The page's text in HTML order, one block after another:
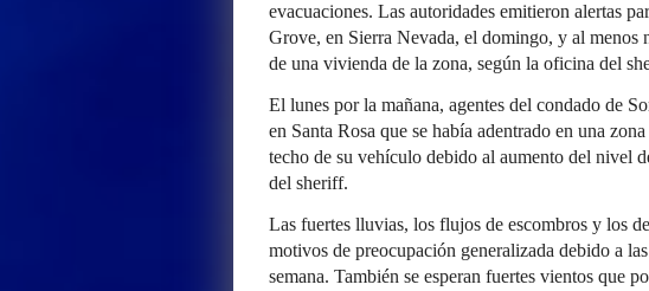
evacuaciones. Las autoridades emitieron alertas
Grove, en Sierra Nevada, el domingo, y al menos
de una vivienda de la zona, según la oficina del
El lunes por la mañana, agentes del condado de
en Santa Rosa que se había adentrado en una
techo de su vehículo debido al aumento del nivel
del sheriff.
Las fuertes lluvias, los flujos de escombros y los
motivos de preocupación generalizada debido a
semana. También se esperan fuertes vientos que